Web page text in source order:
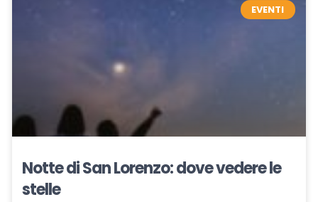
EVENTI
Notte di San Lorenzo: dove vedere le
stelle